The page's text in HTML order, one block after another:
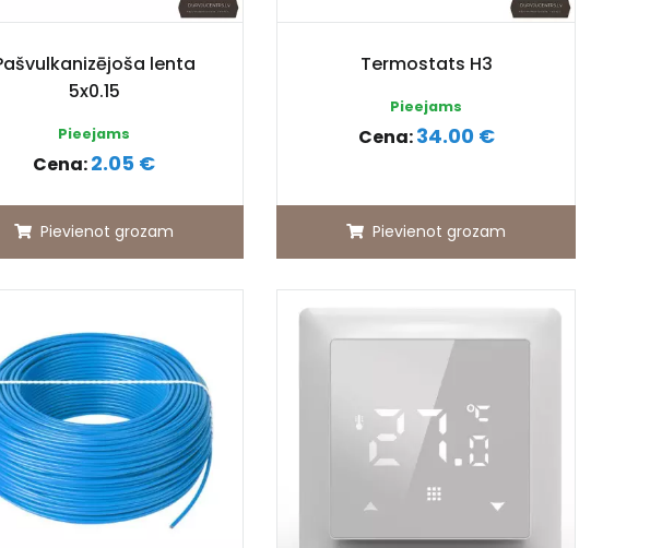
lenta
5x0.15
Pieejams
Cena:2.05 €
Pievienot grozam
Termostats H3
Pieejams
Cena:34.00 €
Pievienot grozam